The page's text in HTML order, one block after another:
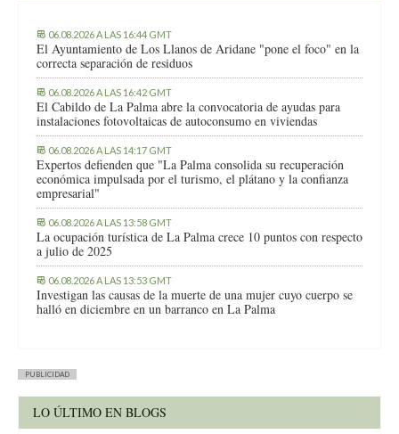
06.08.2026 A LAS 16:44 GMT
El Ayuntamiento de Los Llanos de Aridane "pone el foco" en la
correcta separación de residuos
06.08.2026 A LAS 16:42 GMT
El Cabildo de La Palma abre la convocatoria de ayudas para
instalaciones fotovoltaicas de autoconsumo en viviendas
06.08.2026 A LAS 14:17 GMT
Expertos defienden que "La Palma consolida su recuperación
económica impulsada por el turismo, el plátano y la confianza
empresarial"
06.08.2026 A LAS 13:58 GMT
La ocupación turística de La Palma crece 10 puntos con respecto
a julio de 2025
06.08.2026 A LAS 13:53 GMT
Investigan las causas de la muerte de una mujer cuyo cuerpo se
halló en diciembre en un barranco en La Palma
PUBLICIDAD
LO ÚLTIMO EN BLOGS